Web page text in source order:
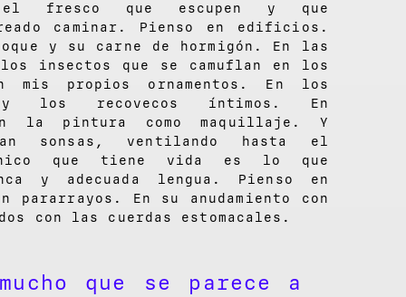
el fresco que escupen y que
caminar. Pienso en edificios.
y su carne de hormigón. En las
insectos que se camuflan en los
mis propios ornamentos. En los
y los recovecos íntimos. En
la pintura como maquillaje. Y
sonsas, ventilando hasta el
que tiene vida es lo que
y adecuada lengua. Pienso en
pararrayos. En su anudamiento con
con las cuerdas estomacales.
que se parece a